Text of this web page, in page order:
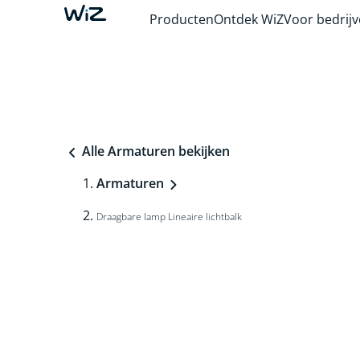
ProductenOntdek WiZVoor
Alle Armaturen bekijken
Armaturen
Draagbare lamp Lineaire lichtbalk